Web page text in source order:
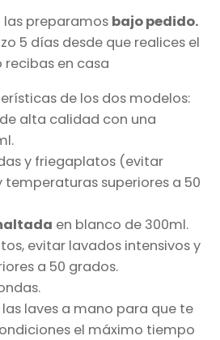
las preparamos bajo pedido.
5 días desde que realices el
en casa
de los dos modelos:
de alta calidad con una
y friegaplatos (evitar
temperaturas superiores a 50
en blanco de 300ml.
evitar lavados intensivos y
a 50 grados.
laves a mano para que te
el máximo tiempo